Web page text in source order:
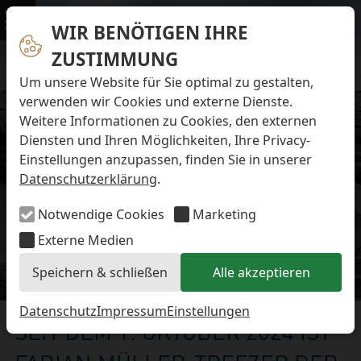
WIR BENÖTIGEN IHRE
ZUSTIMMUNG
Um unsere Website für Sie optimal zu gestalten,
verwenden wir Cookies und externe Dienste.
Weitere Informationen zu Cookies, den externen
Diensten und Ihren Möglichkeiten, Ihre Privacy-
Einstellungen anzupassen, finden Sie in unserer
Datenschutzerklärung.
Notwendige Cookies
Marketing
Externe Medien
Speichern & schließen
Alle akzeptieren
DatenschutzImpressumEinstellungen
Menü
Navigation überspringen
Preise & Infos
Öffnungs- und Fütterungszeiten
Eintrittspreise
Aktuelles
Alle Meldungen
Eisbären-Nachwuchs Anna & Elsa
Eisbären-Nachwuchs Lale & Lili
FAQ zum Tod des Schimpansen-Jungtiers
Newsletter
Bildungsletter
Barrierefreier Zoo
Hausordnung
Arbeiten im Zoo
Ausbildung zur Zootierpflegerin/zum Zootierpfleger
Freiwilliges ökologisches Jahr (FÖJ)
Mitarbeiter:in (w/m/d) auf Minijob-Basis
Patenschaften
Förderverein
Aktuelles
SEIT DEM 1. OKTOBER 2024 IST